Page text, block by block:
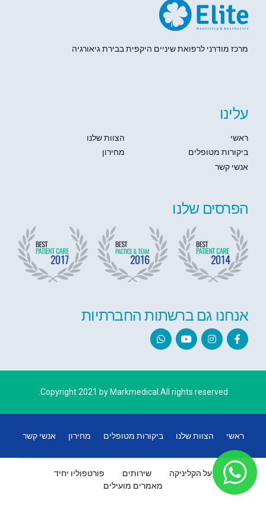
מרכז מודרני לרפואת שיניים היקפית בבירת גיאורגיה
עלינו
ראשי
הצוות שלנו
ביקורות מטופלים
מחירון
אנשי קשר
הפרסים שלנו
אנחנו גם ברשתות החברתיות
Copyright 2021 by Markmedical.All rights reserved.
ראשי הצוות שלנו ביקורות מטופלים מחירון אנשי קשר
על הקליניקה שירותים
פורטפוליו יחיד
מאמרים מועילים